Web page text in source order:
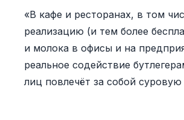
«В кафе и ресторанах, в том
реализацию (и тем более
и молока в офисы и на
реальное содействие
лиц повлечёт за собой суровую